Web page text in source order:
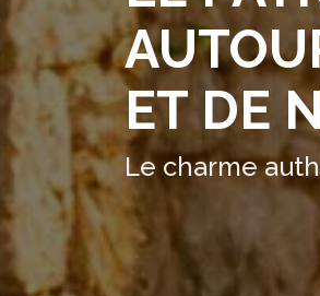
ET DE
Le charme